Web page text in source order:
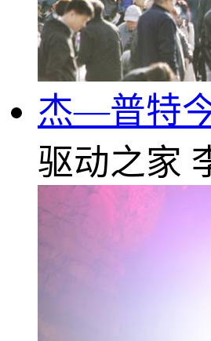
杰—普特
驱动之家